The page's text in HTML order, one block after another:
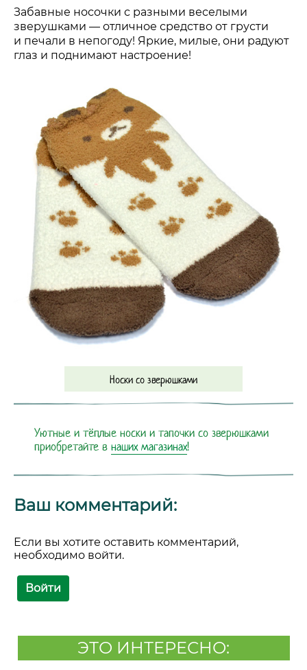
Забавные носочки с разными веселыми
зверушками — отличное средство от грусти
и печали в непогоду! Яркие, милые, они радуют
глаз и поднимают настроение!
Носки со зверюшками
Уютные и тёплые носки и тапочки со зверюшками
приобретайте в наших магазинах!
Ваш комментарий:
Если вы хотите оставить комментарий,
необходимо войти.
Войти
ЭТО ИНТЕРЕСНО: